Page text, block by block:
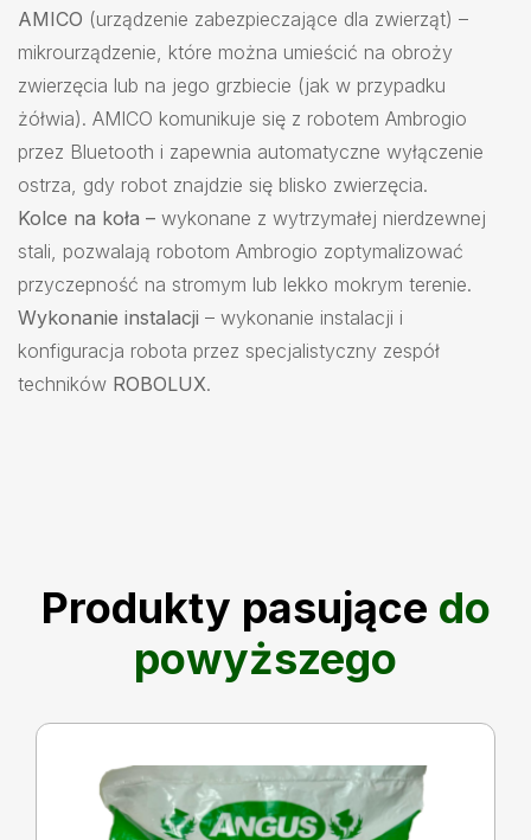
AMICO (urządzenie zabezpieczające dla zwierząt) –
mikrourządzenie, które można umieścić na obroży
zwierzęcia lub na jego grzbiecie (jak w przypadku
żółwia). AMICO komunikuje się z robotem Ambrogio
przez Bluetooth i zapewnia automatyczne wyłączenie
ostrza, gdy robot znajdzie się blisko zwierzęcia.
Kolce na koła – wykonane z wytrzymałej nierdzewnej
stali, pozwalają robotom Ambrogio zoptymalizować
przyczepność na stromym lub lekko mokrym terenie.
Wykonanie instalacji – wykonanie instalacji i
konfiguracja robota przez specjalistyczny zespół
techników ROBOLUX.
Produkty pasujące do
powyższego